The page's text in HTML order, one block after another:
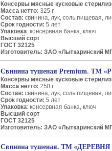
Консервы мясные кусковые
Масса нетто: 325 г
Состав: свинина, лук, соль пищевая,
Срок годности: 5 лет
Упаковка: консервная банка, ключ
Высший сорт
ГОСТ 32125
Изготовитель: ЗАО «Лыткаринский
Свинина тушеная Premium. ТМ
Консервы мясные кусковые
Масса нетто: 250 г
Состав: свинина, лук, соль пищевая,
Срок годности: 5 лет
Упаковка: консервная банка, ключ
Высший сорт
ГОСТ 32125
Изготовитель: ЗАО «Лыткаринский
Свинина тушеная. ТМ